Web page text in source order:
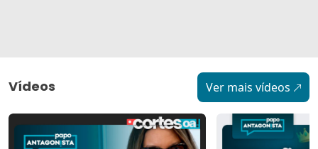
Vídeos Ver mais vídeos